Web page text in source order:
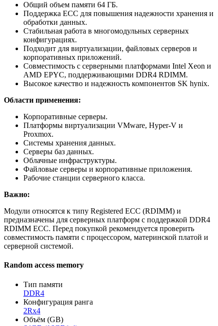
Общий объем памяти 64 ГБ.
Поддержка ECC для повышения надежности хранения и
обработки данных.
Стабильная работа в многомодульных серверных
конфигурациях.
Подходит для виртуализации, файловых серверов и
корпоративных приложений.
Совместимость с серверными платформами Intel Xeon и
AMD EPYC, поддерживающими DDR4 RDIMM.
Высокое качество и надежность компонентов SK hynix.
Области применения:
Корпоративные серверы.
Платформы виртуализации VMware, Hyper-V и
Proxmox.
Системы хранения данных.
Серверы баз данных.
Облачные инфраструктуры.
Файловые серверы и корпоративные приложения.
Рабочие станции серверного класса.
Важно:
Модули относятся к типу Registered ECC (RDIMM) и
предназначены для серверных платформ с поддержкой DDR4
RDIMM ECC. Перед покупкой рекомендуется проверить
совместимость памяти с процессором, материнской платой и
серверной системой.
Random access memory
Тип памяти
DDR4
Конфигурация ранга
2Rx4
Объём (GB)